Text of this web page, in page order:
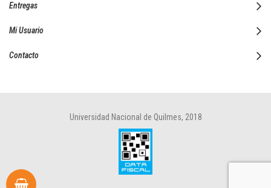
Entregas
Mi Usuario
Contacto
Universidad Nacional de Quilmes, 2018